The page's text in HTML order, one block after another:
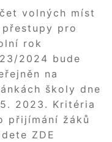
volných míst
přestupy pro
rok
2024 bude
na
školy dne
2023. Kritéria
přijímání žáků
ZDE